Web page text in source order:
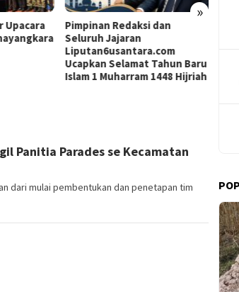
»
Upacara
Pimpinan Redaksi dan
Seluruh Jajaran
Liputan6usantara.com
Ucapkan Selamat Tahun Baru
Islam 1 Muharram 1448 Hijriah
Panitia Parades se Kecamatan
dari mulai pembentukan dan penetapan tim